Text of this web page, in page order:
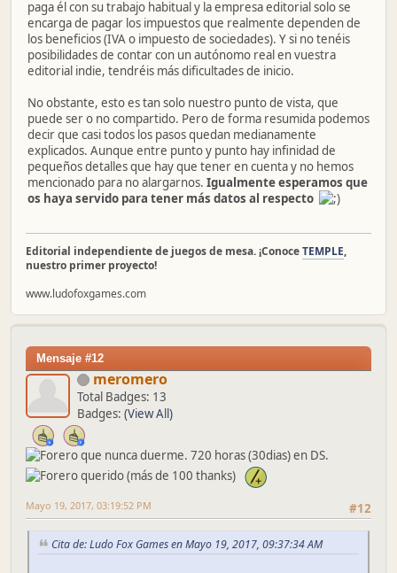
paga él con su trabajo habitual y la empresa editorial solo se
encarga de pagar los impuestos que realmente dependen de
los beneficios (IVA o impuesto de sociedades). Y si no tenéis
posibilidades de contar con un autónomo real en vuestra
editorial indie, tendréis más dificultades de inicio.
No obstante, esto es tan solo nuestro punto de vista, que
puede ser o no compartido. Pero de forma resumida podemos
decir que casi todos los pasos quedan medianamente
explicados. Aunque entre punto y punto hay infinidad de
pequeños detalles que hay que tener en cuenta y no hemos
mencionado para no alargarnos. Igualmente esperamos que
os haya servido para tener más datos al respecto
Editorial independiente de juegos de mesa. ¡ConoceTEMPLE,
nuestro primer proyecto!
www.ludofoxgames.com
Mensaje #12
meromero
Total Badges: 13
Badges: (View All)
#12
Mayo 19, 2017, 03:19:52 PM
Cita de: Ludo Fox Games en Mayo 19, 2017, 09:37:34 AM